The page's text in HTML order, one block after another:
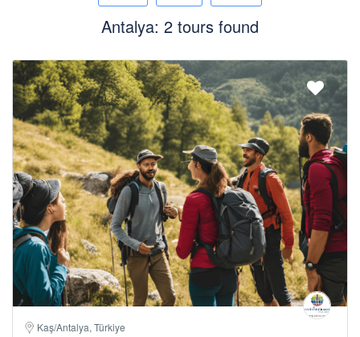
Antalya: 2 tours found
Kaş/Antalya, Türkiye